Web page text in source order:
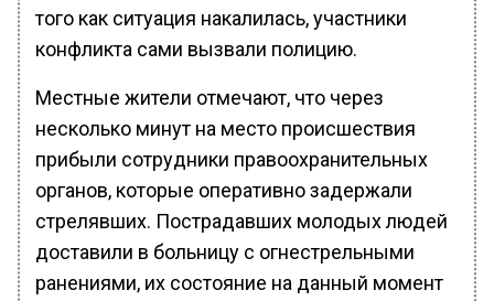
того как ситуация накалилась, участники
конфликта сами вызвали полицию.
Местные жители отмечают, что через
несколько минут на место происшествия
прибыли сотрудники правоохранительных
органов, которые оперативно задержали
стрелявших. Пострадавших молодых людей
доставили в больницу с огнестрельными
ранениями, их состояние на данный момент